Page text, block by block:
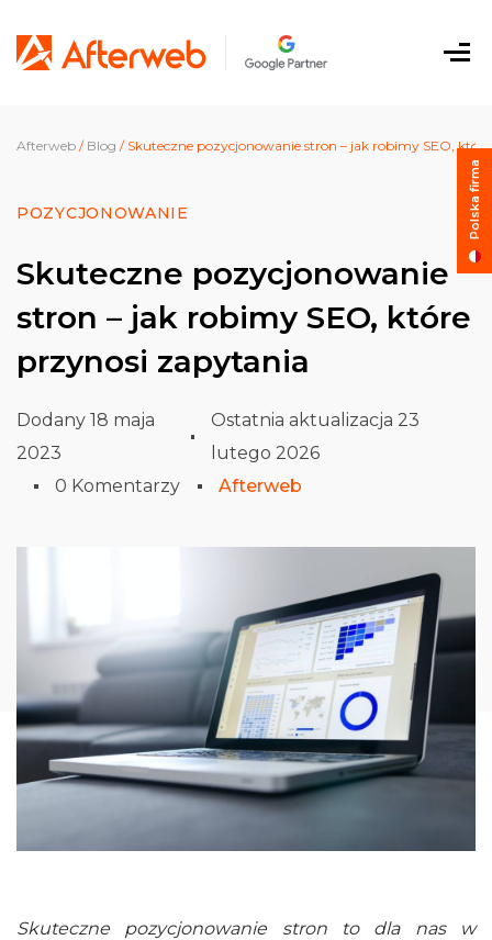
treści
Afterweb / Blog / Skuteczne pozycjonowanie stron – jak robimy SEO,
POZYCJONOWANIE
Skuteczne pozycjonowanie
stron – jak robimy SEO, które
przynosi zapytania
Dodany 18 maja
2023
Ostatnia aktualizacja 23
lutego 2026
0 Komentarzy
Afterweb
Skuteczne pozycjonowanie stron to dla nas w
Polska firma